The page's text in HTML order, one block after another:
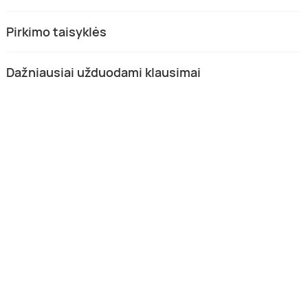
Pirkimo taisyklės
Dažniausiai užduodami klausimai